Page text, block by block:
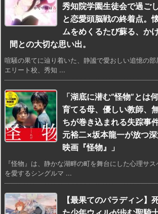
秀知院学園生徒会で過ご
と恋愛頭脳戦の終着点。
ムをめくるたび蘇る、か
間との大切な思い出。
喧騒の果てに辿り着いた、静謐で愛おしい追憶の部
エリート校、秀知 ...
「湖底に潜む“怪物”とは
育てる母、優しい教師、
ちが巻き込まれる失踪事
元裕二×坂本龍一が放つ
映画『怪物』」
『怪物』は、静かな湖畔の町を舞台にした心理サ
を愛するシングルマ ...
【最果てのパラディン】